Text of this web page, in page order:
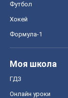
Футбол
Хокей
Формула-1
Моя школа
ГДЗ
Онлайн уроки